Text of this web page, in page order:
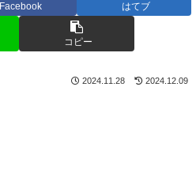
Facebook はてブ
コピー
2024.11.28 2024.12.09